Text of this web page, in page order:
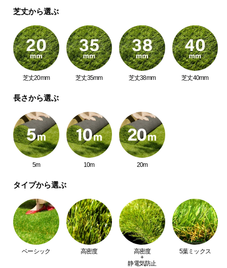
型
商
品
の
配
送
つ
て
小
型
の
配
送
に
つ
い
芝丈から選ぶ
芝丈20mm 芝丈35mm 芝丈38mm 芝丈40mm
長さから選ぶ
5m 10m 20m
タイプから選ぶ
ベーシック 高密度
高密度
+
静電気防止
5葉ミックス